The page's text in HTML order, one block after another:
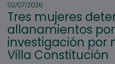
02/07/2026
Tres mujeres
allanamientos
investigación por
Villa Constitución